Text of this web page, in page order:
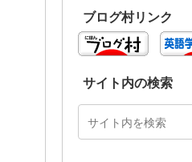
ブログ村リンク
サイト内の検索